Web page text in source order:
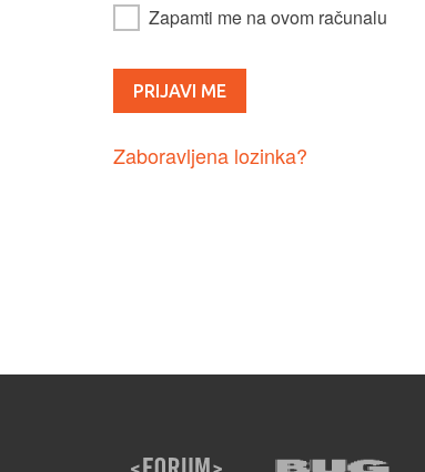
Zapamti me na ovom računalu
Zaboravljena lozinka?